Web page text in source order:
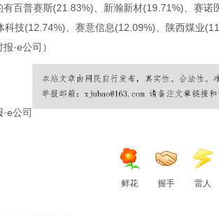
普赛斯(21.83%)、新瀚新材(19.71%)、赛诺
科技(12.74%)、赛意信息(12.09%)、陕西煤业
·e公司）
公司
鲜花 握手 雷人